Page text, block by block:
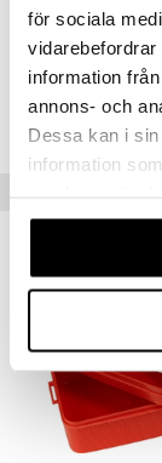
för sociala
vidarebefordrar
information
annons- och
Dessa kan i
information
våra cookies
Artikelnr
TRR85-1-XX
Lägsta pris senaste
Patrol
& Findus
Mario